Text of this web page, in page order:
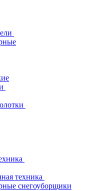
техника
снегоуборщики